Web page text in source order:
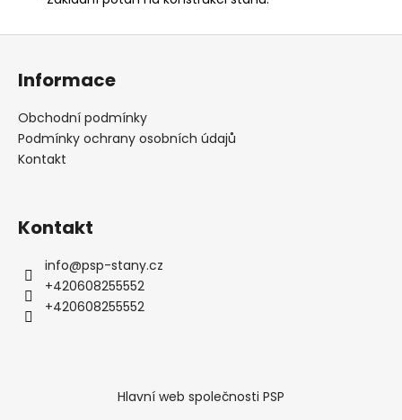
Z
Informace
Obchodní podmínky
Podmínky ochrany osobních údajů
Kontakt
Kontakt
info@psp-stany.cz
+420608255552
+420608255552
Hlavní web společnosti PSP